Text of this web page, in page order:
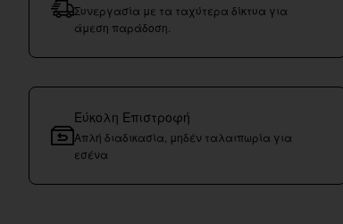
Συνεργασία με τα ταχύτερα δίκτυα για
άμεση παράδοση.
Εύκολη Επιστροφή
Απλή διαδικασία, μηδέν ταλαιπωρία για
εσένα